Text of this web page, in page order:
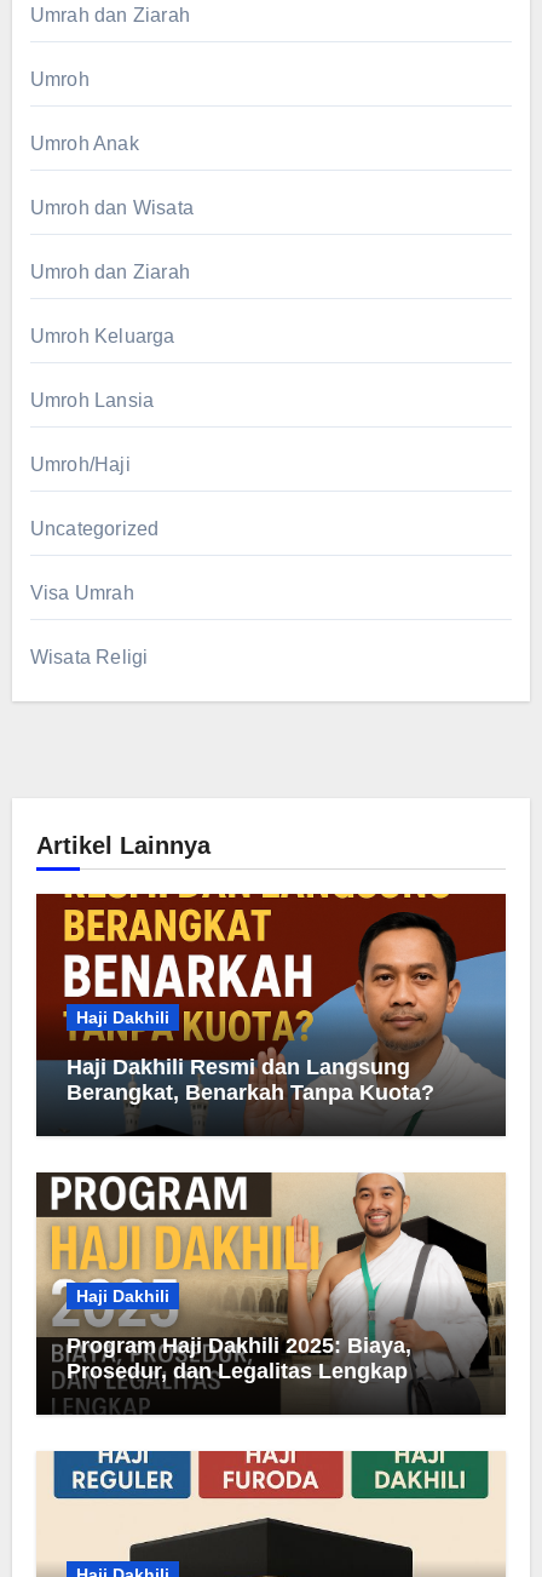
Umrah dan Ziarah
Umroh
Umroh Anak
Umroh dan Wisata
Umroh dan Ziarah
Umroh Keluarga
Umroh Lansia
Umroh/Haji
Uncategorized
Visa Umrah
Wisata Religi
Artikel Lainnya
Haji Dakhili
Haji Dakhili Resmi dan Langsung
Berangkat, Benarkah Tanpa Kuota?
Haji Dakhili
Program Haji Dakhili 2025: Biaya,
Prosedur, dan Legalitas Lengkap